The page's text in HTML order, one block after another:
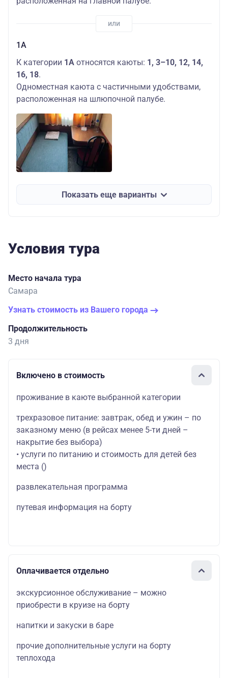
1А
К категории 1А относятся каюты: 1, 3–10, 12, 14,
16, 18.
Одноместная каюта с частичными удобствами,
расположенная на шлюпочной палубе.
Показать еще варианты
Условия тура
Место начала тура
Самара
Узнать стоимость из Вашего города
Продолжительность
3 дня
Включено в стоимость
проживание в каюте выбранной категории
трехразовое питание: завтрак, обед и ужин – по
заказному меню (в рейсах менее 5-ти дней –
накрытие без выбора)
• услуги по питанию и стоимость для детей без
места ()
развлекательная программа
путевая информация на борту
Оплачивается отдельно
экскурсионное обслуживание – можно
приобрести в круизе на борту
напитки и закуски в баре
прочие дополнительные услуги на борту
теплохода